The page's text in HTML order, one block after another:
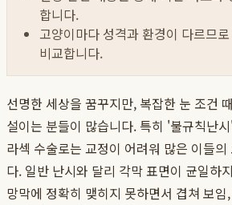
합니다.
고양이마다 성격과 환경이 다르므
비교합니다.
선명한 세상을 꿈꾸지만, 복잡한 눈 조건
설이는 분들이 많습니다. 특히 '불규칙난
라섹 수술로는 교정이 어려워 많은 이들
다. 일반 난시와 달리 각막 표면이 균일하
망막에 정확히 맺히지 못하면서 겹쳐 보